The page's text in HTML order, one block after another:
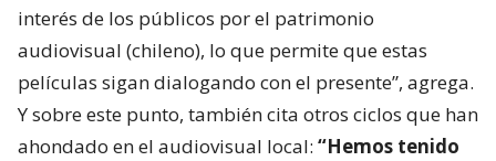
interés de los públicos por el patrimonio
audiovisual (chileno), lo que permite que estas
películas sigan dialogando con el presente”, agrega.
Y sobre este punto, también cita otros ciclos que han
ahondado en el audiovisual local: “Hemos tenido